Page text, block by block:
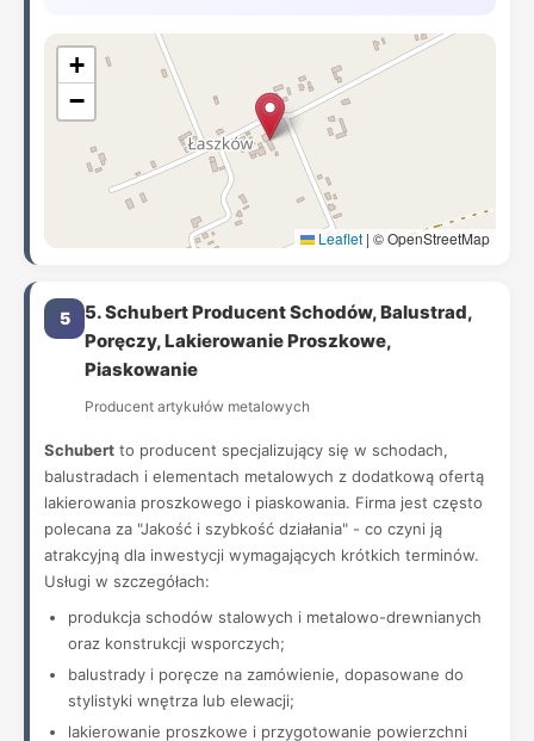
+
−
Leaflet | © OpenStreetMap
5
5. Schubert Producent Schodów, Balustrad,
Poręczy, Lakierowanie Proszkowe,
Piaskowanie
Producent artykułów metalowych
Schubert to producent specjalizujący się w schodach,
balustradach i elementach metalowych z dodatkową ofertą
lakierowania proszkowego i piaskowania. Firma jest często
polecana za "Jakość i szybkość działania" - co czyni ją
atrakcyjną dla inwestycji wymagających krótkich terminów.
Usługi w szczegółach:
produkcja schodów stalowych i metalowo-drewnianych
oraz konstrukcji wsporczych;
balustrady i poręcze na zamówienie, dopasowane do
stylistyki wnętrza lub elewacji;
lakierowanie proszkowe i przygotowanie powierzchni